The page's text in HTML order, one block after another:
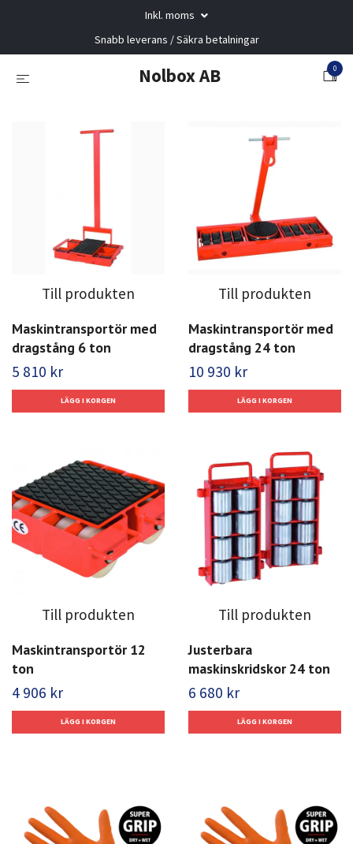
Inkl. moms
Snabb leverans / Säkra betalningar
Nolbox AB 0
Till produkten
Maskintransportör med
dragstång 6 ton
5 810 kr
Till produkten
Maskintransportör med
dragstång 24 ton
10 930 kr
Till produkten
Maskintransportör 12
ton
4 906 kr
Till produkten
Justerbara
maskinskridskor 24 ton
6 680 kr